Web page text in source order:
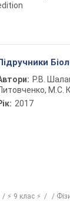
Р.В.
М.С.
2017
⚡ 9 клас ⚡